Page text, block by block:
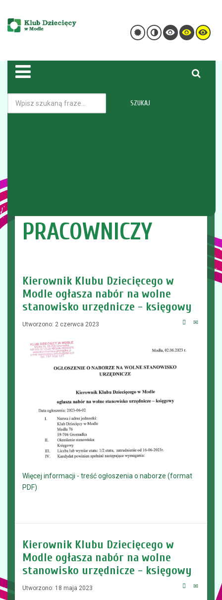
SZUKAJ
Kadra Nabór pracowniczy
PRACOWNICZY
Kierownik Klubu Dziecięcego w
Modle ogłasza nabór na wolne
stanowisko urzędnicze - księgowy
Utworzono: 2 czerwca 2023
Więcej informacji - treść ogłoszenia o naborze (format
PDF)
Kierownik Klubu Dziecięcego w
Modle ogłasza nabór na wolne
stanowisko urzędnicze - księgowy
Utworzono: 18 maja 2023